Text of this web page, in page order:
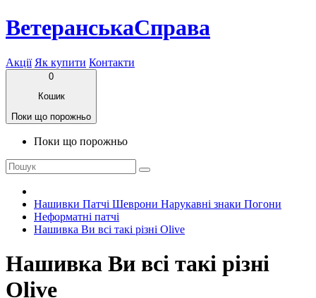
ВетеранськаСправа
Акції Як купити Контакти
0
Кошик
Поки що порожньо
Поки що порожньо
Нашивки Патчі Шеврони Нарукавні знаки Погони
Неформатні патчі
Нашивка Ви всі такі різні Olive
Нашивка Ви всі такі різні
Olive